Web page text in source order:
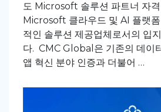
도 Microsoft 솔루션 파트너 자
Microsoft 클라우드 및 AI 플랫
적인 솔루션 제공업체로서의 입
다. CMC Global은 기존의 데이
앱 혁신 분야 인증과 더불어 …